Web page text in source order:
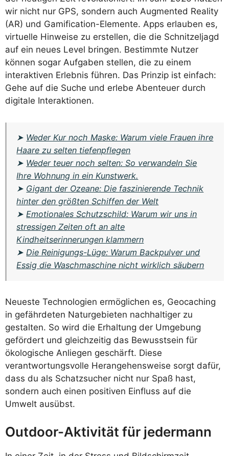
wir nicht nur GPS, sondern auch Augmented Reality
(AR) und Gamification-Elemente. Apps erlauben es,
virtuelle Hinweise zu erstellen, die die Schnitzeljagd
auf ein neues Level bringen. Bestimmte Nutzer
können sogar Aufgaben stellen, die zu einem
interaktiven Erlebnis führen. Das Prinzip ist einfach:
Gehe auf die Suche und erlebe Abenteuer durch
digitale Interaktionen.
➤ Weder Kur noch Maske: Warum viele Frauen ihre
Haare zu selten tiefenpflegen
➤ Weder teuer noch selten: So verwandeln Sie
Ihre Wohnung in ein Kunstwerk.
➤ Gigant der Ozeane: Die faszinierende Technik
hinter den größten Schiffen der Welt
➤Emotionales Schutzschild: Warum wir uns in
stressigen Zeiten oft an alte
Kindheitserinnerungen klammern
➤Die Reinigungs-Lüge: Warum Backpulver und
Essig die Waschmaschine nicht wirklich säubern
Neueste Technologien ermöglichen es, Geocaching
in gefährdeten Naturgebieten nachhaltiger zu
gestalten. So wird die Erhaltung der Umgebung
gefördert und gleichzeitig das Bewusstsein für
ökologische Anliegen geschärft. Diese
verantwortungsvolle Herangehensweise sorgt dafür,
dass du als Schatzsucher nicht nur Spaß hast,
sondern auch einen positiven Einfluss auf die
Umwelt ausübst.
Outdoor-Aktivität für jedermann